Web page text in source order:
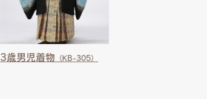
3歳男児着物 （KB-305）